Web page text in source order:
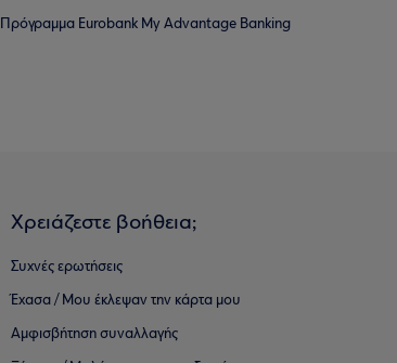
Πρόγραμμα Eurobank My Advantage Banking
Χρειάζεστε βοήθεια;
Συχνές ερωτήσεις
Έχασα / Μου έκλεψαν την κάρτα μου
Αμφισβήτηση συναλλαγής